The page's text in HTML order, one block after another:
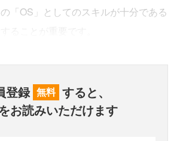
「OS」としてのスキルが十分である
登録 無料 すると、
お読みいただけます